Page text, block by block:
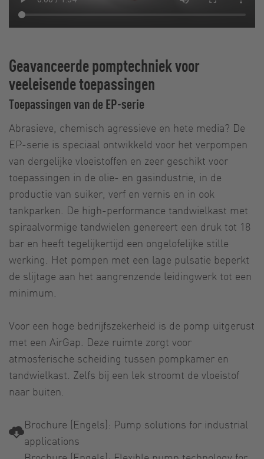
Geavanceerde pomptechniek voor
veeleisende toepassingen
Toepassingen van de EP-serie
Abrasieve, chemisch agressieve en hete media? De
EP-serie is speciaal ontwikkeld voor het verpompen
van dergelijke vloeistoffen en zeer geschikt voor
toepassingen in de olie- en gasindustrie, in de
productie van suiker, verf en vernis en in ook
tankparken. De high-performance tandwielkast met
spiraalvormige tandwielen genereert een druk tot 18
bar en heeft tegelijkertijd een ongelofelijke stille
werking. Het pompen met een lage pulsatie beperkt
de slijtage aan het aangrenzende leidingwerk tot een
minimum.
Voor een hoge bedrijfszekerheid is de pomp uitgerust
met een AirGap. Deze ruimte zorgt voor
atmosferische scheiding tussen pompkamer en
tandwielkast. Zelfs bij een lek stroomt de vloeistof
naar buiten.
Brochure (Engels): Pump solutions for industrial
applications